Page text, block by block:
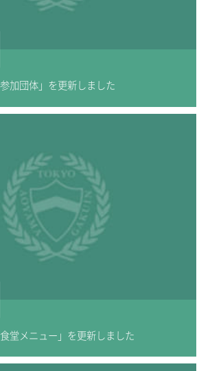
加団体」を更新しました
堂メニュー」を更新しました